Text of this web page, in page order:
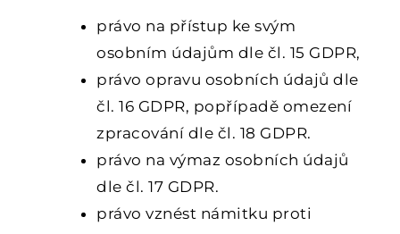
právo na přístup ke svým
osobním údajům dle čl. 15 GDPR,
právo opravu osobních údajů dle
čl. 16 GDPR, popřípadě omezení
zpracování dle čl. 18 GDPR.
právo na výmaz osobních údajů
dle čl. 17 GDPR.
právo vznést námitku proti